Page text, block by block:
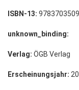
ISBN-13:
unknown_binding:
Verlag: ÖGB Verlag
Erscheinungsjahr: